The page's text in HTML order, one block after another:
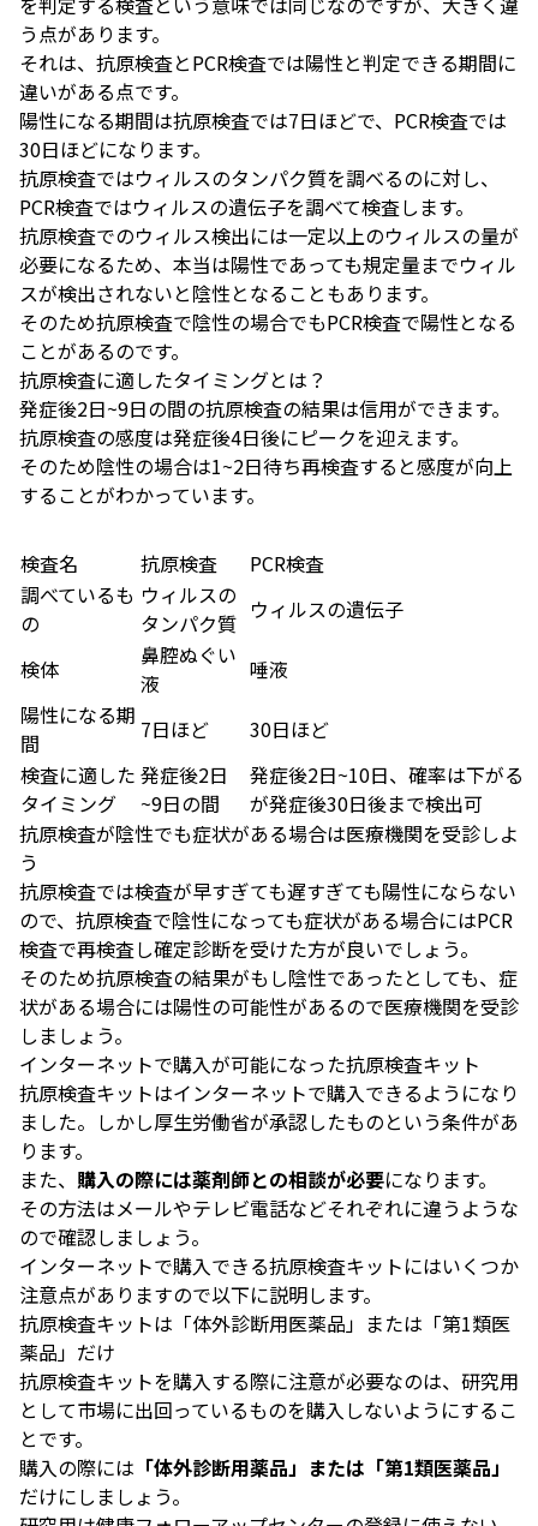
う点があります。
それは、抗原検査とPCR検査では陽性と判定できる期間に
違いがある点です。
陽性になる期間は抗原検査では7日ほどで、PCR検査では
30日ほどになります。
抗原検査ではウィルスのタンパク質を調べるのに対し、
PCR検査ではウィルスの遺伝子を調べて検査します。
抗原検査でのウィルス検出には一定以上のウィルスの量が
必要になるため、本当は陽性であっても規定量までウィル
スが検出されないと陰性となることもあります。
そのため抗原検査で陰性の場合でもPCR検査で陽性となる
ことがあるのです。
抗原検査に適したタイミングとは？
発症後2日~9日の間の抗原検査の結果は信用ができます。
抗原検査の感度は発症後4日後にピークを迎えます。
そのため陰性の場合は1~2日待ち再検査すると感度が向上
することがわかっています。
検査名 抗原検査
PCR検査
調べているも
の
ウィルスの
タンパク質 ウィルスの遺伝子
検体
鼻腔ぬぐい
液
唾液
陽性になる期
間
7日ほど
30日ほど
検査に適した
タイミング
発症後2日
~9日の間
発症後2日~10日、確率は下がる
が発症後30日後まで検出可
抗原検査が陰性でも症状がある場合は医療機関を受診しよ
う
抗原検査では検査が早すぎても遅すぎても陽性にならない
ので、抗原検査で陰性になっても症状がある場合にはPCR
検査で再検査し確定診断を受けた方が良いでしょう。
そのため抗原検査の結果がもし陰性であったとしても、症
状がある場合には陽性の可能性があるので医療機関を受診
しましょう。
インターネットで購入が可能になった抗原検査キット
抗原検査キットはインターネットで購入できるようになり
ました。しかし厚生労働省が承認したものという条件があ
ります。
また、 購入の際には薬剤師との相談が必要になります。
その方法はメールやテレビ電話などそれぞれに違うような
ので確認しましょう。
インターネットで購入できる抗原検査キットにはいくつか
注意点がありますので以下に説明します。
抗原検査キットは「体外診断用医薬品」または「第1類医
薬品」だけ
抗原検査キットを購入する際に注意が必要なのは、研究用
として市場に出回っているものを購入しないようにするこ
とです。
購入の際には 「体外診断用薬品」または「第1類医薬品」
だけにしましょう。